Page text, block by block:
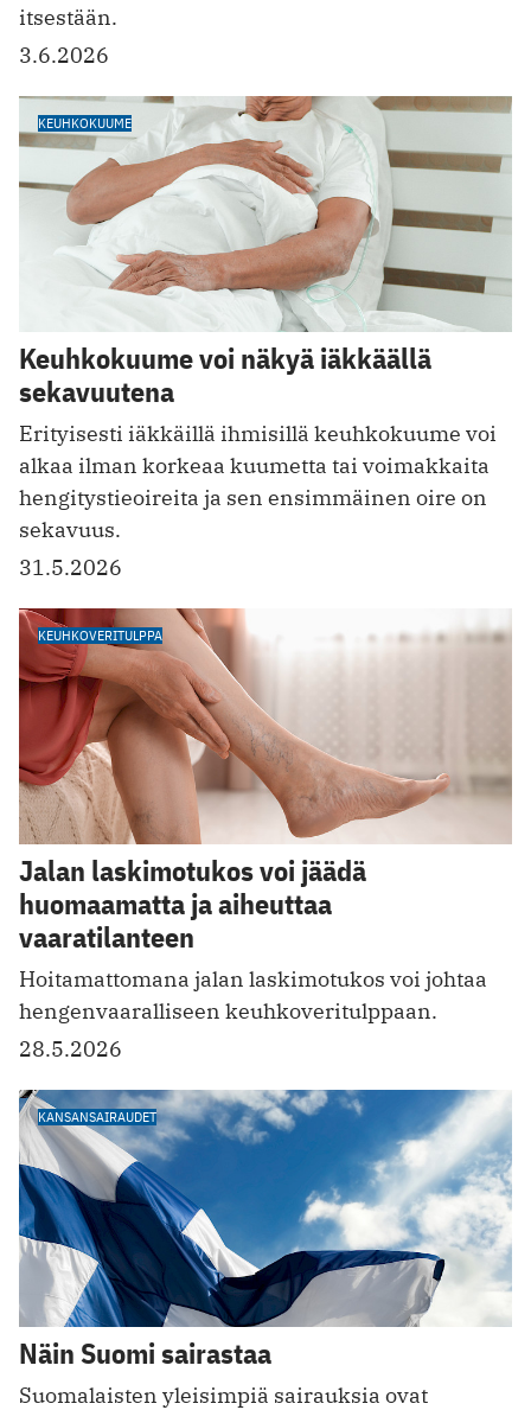
itsestään.
3.6.2026
KEUHKOKUUME
Keuhkokuume voi näkyä iäkkäällä
sekavuutena
Erityisesti iäkkäillä ihmisillä keuhkokuume voi
alkaa ilman korkeaa kuumetta tai voimakkaita
hengitystieoireita ja sen ensimmäinen oire on
sekavuus.
31.5.2026
KEUHKOVERITULPPA
Jalan laskimotukos voi jäädä
huomaamatta ja aiheuttaa
vaaratilanteen
Hoitamattomana jalan laskimotukos voi johtaa
hengenvaaralliseen keuhkoveritulppaan.
28.5.2026
KANSANSAIRAUDET
Näin Suomi sairastaa
Suomalaisten yleisimpiä sairauksia ovat